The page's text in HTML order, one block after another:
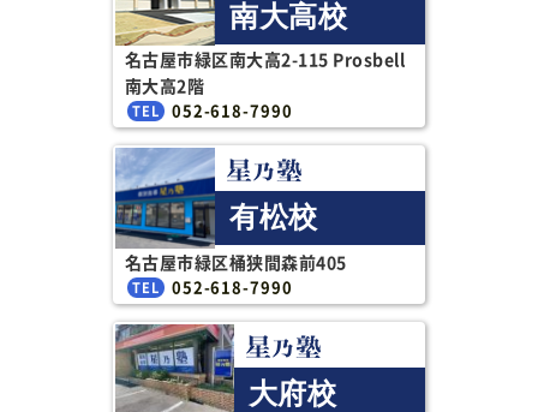
南大高校
名古屋市緑区南大高2-115 Prosbell
南大高2階
052-618-7990
有松校
名古屋市緑区桶狭間森前405
052-618-7990
大府校